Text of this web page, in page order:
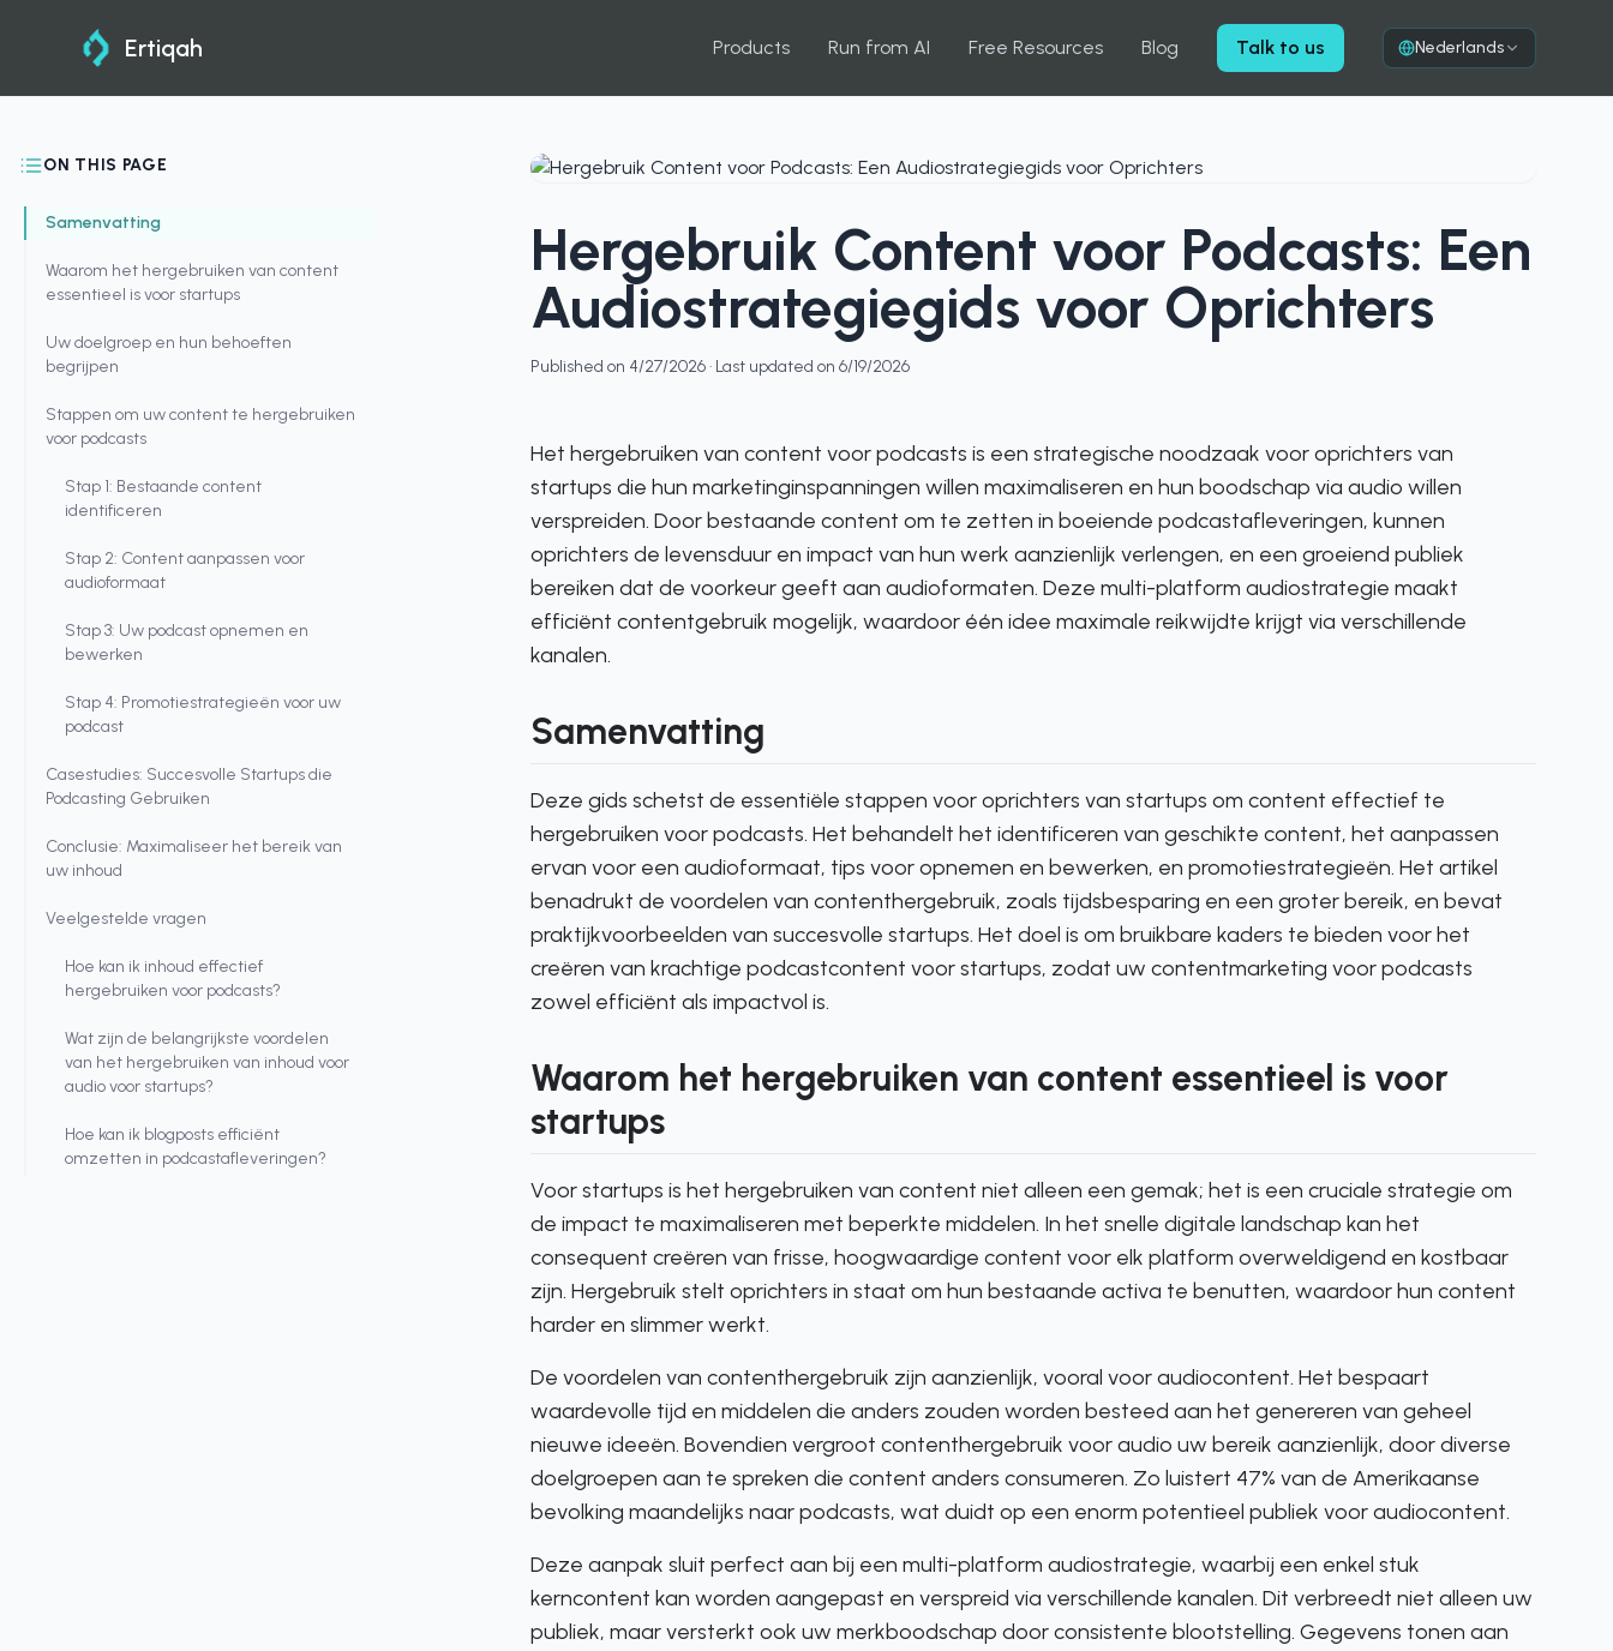
Ertiqah Products Run from AI Free Resources Blog Talk to us Nederlands
ON THIS PAGE
Samenvatting
Waarom het hergebruiken van content
essentieel is voor startups
Uw doelgroep en hun behoeften
begrijpen
Stappen om uw content te hergebruiken
voor podcasts
Stap 1: Bestaande content
identificeren
Stap 2: Content aanpassen voor
audioformaat
Stap 3: Uw podcast opnemen en
bewerken
Stap 4: Promotiestrategieën voor uw
podcast
Casestudies: Succesvolle Startups die
Podcasting Gebruiken
Conclusie: Maximaliseer het bereik van
uw inhoud
Veelgestelde vragen
Hoe kan ik inhoud effectief
hergebruiken voor podcasts?
Wat zijn de belangrijkste voordelen
van het hergebruiken van inhoud voor
audio voor startups?
Hoe kan ik blogposts efficiënt
omzetten in podcastafleveringen?
Hergebruik Content voor Podcasts: Een
Audiostrategiegids voor Oprichters
Published on 4/27/2026· Last updated on 6/19/2026
Het hergebruiken van content voor podcasts is een strategische noodzaak voor oprichters van
startups die hun marketinginspanningen willen maximaliseren en hun boodschap via audio willen
verspreiden. Door bestaande content om te zetten in boeiende podcastafleveringen, kunnen
oprichters de levensduur en impact van hun werk aanzienlijk verlengen, en een groeiend publiek
bereiken dat de voorkeur geeft aan audioformaten. Deze multi-platform audiostrategie maakt
efficiënt contentgebruik mogelijk, waardoor één idee maximale reikwijdte krijgt via verschillende
kanalen.
Samenvatting
Deze gids schetst de essentiële stappen voor oprichters van startups om content effectief te
hergebruiken voor podcasts. Het behandelt het identificeren van geschikte content, het aanpassen
ervan voor een audioformaat, tips voor opnemen en bewerken, en promotiestrategieën. Het artikel
benadrukt de voordelen van contenthergebruik, zoals tijdsbesparing en een groter bereik, en bevat
praktijkvoorbeelden van succesvolle startups. Het doel is om bruikbare kaders te bieden voor het
creëren van krachtige podcastcontent voor startups, zodat uw contentmarketing voor podcasts
zowel efficiënt als impactvol is.
Waarom het hergebruiken van content essentieel is voor
startups
Voor startups is het hergebruiken van content niet alleen een gemak; het is een cruciale strategie om
de impact te maximaliseren met beperkte middelen. In het snelle digitale landschap kan het
consequent creëren van frisse, hoogwaardige content voor elk platform overweldigend en kostbaar
zijn. Hergebruik stelt oprichters in staat om hun bestaande activa te benutten, waardoor hun content
harder en slimmer werkt.
De voordelen van contenthergebruik zijn aanzienlijk, vooral voor audiocontent. Het bespaart
waardevolle tijd en middelen die anders zouden worden besteed aan het genereren van geheel
nieuwe ideeën. Bovendien vergroot contenthergebruik voor audio uw bereik aanzienlijk, door diverse
doelgroepen aan te spreken die content anders consumeren. Zo luistert 47% van de Amerikaanse
bevolking maandelijks naar podcasts, wat duidt op een enorm potentieel publiek voor audiocontent.
Deze aanpak sluit perfect aan bij een multi-platform audiostrategie, waarbij een enkel stuk
kerncontent kan worden aangepast en verspreid via verschillende kanalen. Dit verbreedt niet alleen uw
publiek, maar versterkt ook uw merkboodschap door consistente blootstelling. Gegevens tonen aan